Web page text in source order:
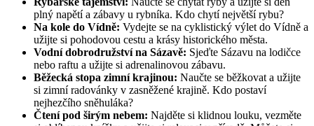
plný napětí a zábavy u rybníka. Kdo chytí největší rybu?
Na kole do Vídně: Vydejte se na cyklistický výlet do Vídně a
užijte si pohodovou cestu a krásy historického města.
Vodní dobrodružství na Sázavě: Sjeďte Sázavu na lodičce
nebo raftu a užijte si adrenalinovou zábavu.
Běžecká stopa zimní krajinou: Naučte se běžkovat a užijte
si zimní radovánky v zasněžené krajině. Kdo postaví
nejhezčího sněhuláka?
Čtení pod širým nebem: Najděte si klidnou louku, vezměte